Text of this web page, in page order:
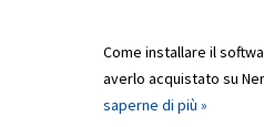
Come installare il
averlo acquistato su
saperne di più »